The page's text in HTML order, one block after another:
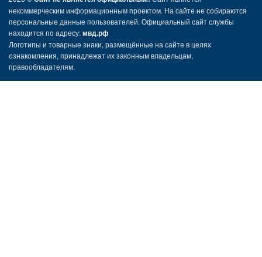
некоммерческим информационным проектом. На сайте не собираются
персональные данные пользователей. Официальный сайт службы
находится по адресу:мвд.рф
Логотипы и товарные знаки, размещённые на сайте в целях
ознакомления, принадлежат их законным владельцам,
правообладателям.